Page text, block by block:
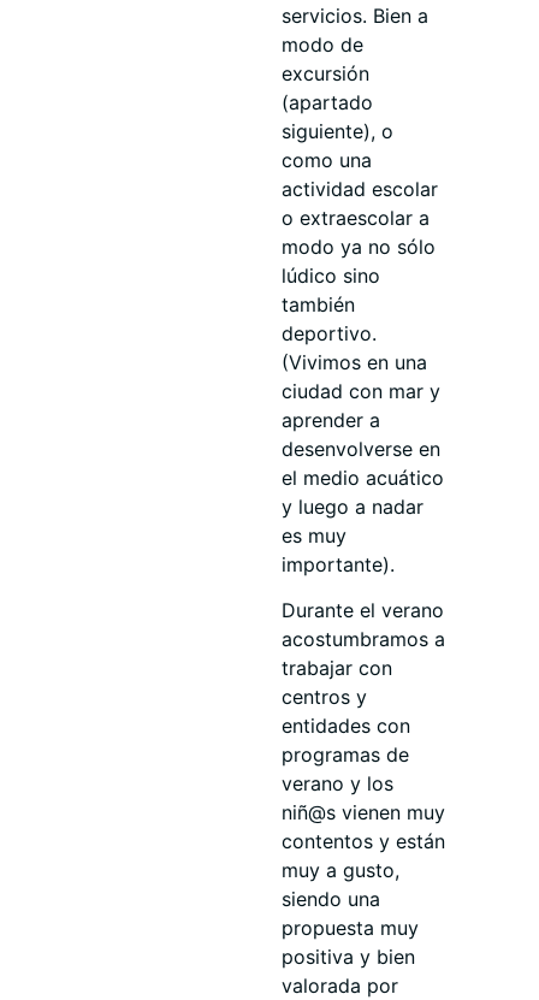
servicios. Bien a
modo de
excursión
(apartado
siguiente), o
como una
actividad escolar
o extraescolar a
modo ya no sólo
lúdico sino
también
deportivo.
(Vivimos en una
ciudad con mar y
aprender a
desenvolverse en
el medio acuático
y luego a nadar
es muy
importante).
Durante el verano
acostumbramos a
trabajar con
centros y
entidades con
programas de
verano y los
niñ@s vienen muy
contentos y están
muy a gusto,
siendo una
propuesta muy
positiva y bien
valorada por